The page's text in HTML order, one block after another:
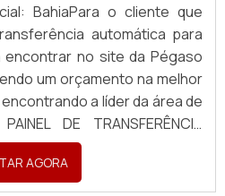
BahiaPara o cliente que
automática para
no site da Pégaso
um orçamento na melhor
a líder da área de
DE TRANSFERÊNCIA
está à procura
automática para geradores
qualificada, vai até...
AGORA